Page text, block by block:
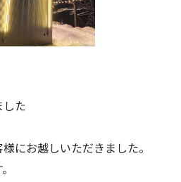
た
にお越しいただきました。